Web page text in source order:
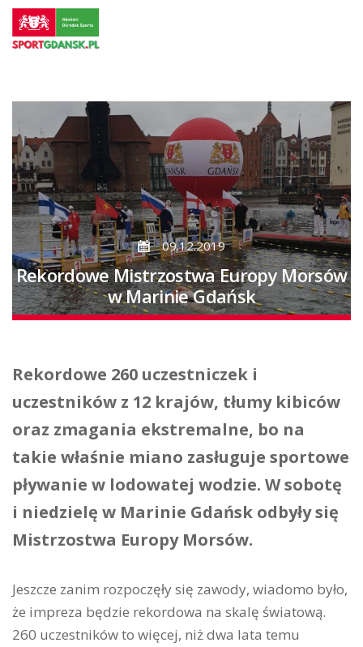
do
treści
Przejdź
do
09.12.2019
Rekordowe Mistrzostwa Europy Morsów
w Marinie Gdańsk
Rekordowe 260 uczestniczek i
uczestników z 12 krajów, tłumy kibiców
oraz zmagania ekstremalne, bo na
takie właśnie miano zasługuje sportowe
pływanie w lodowatej wodzie. W sobotę
i niedzielę w Marinie Gdańsk odbyły się
Mistrzostwa Europy Morsów.
Jeszcze zanim rozpoczęły się zawody, wiadomo było,
że impreza będzie rekordowa na skalę światową.
260 uczestników to więcej, niż dwa lata temu